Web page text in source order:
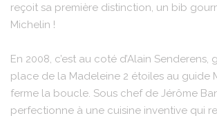
reçoit sa première distinction, un bib
Michelin !
En 2008, c’est au coté d’Alain
place de la Madeleine 2 étoiles au guide
ferme la boucle. Sous chef de Jérôme
perfectionne à une cuisine inventive qui